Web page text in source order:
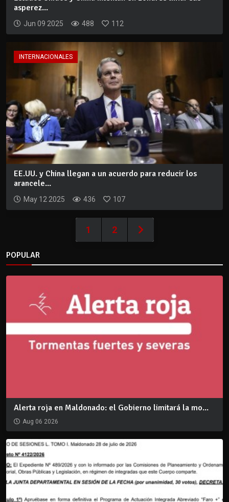
asperez...
Jun 09 2025 488 112
INTERNACIONALES
EE.UU. y China llegan a un acuerdo para reducir los
arancele...
May 12 2025 436 107
1 2
POPULAR
Alerta roja en Maldonado: el Gobierno limitará la mo...
Aug 06 2026